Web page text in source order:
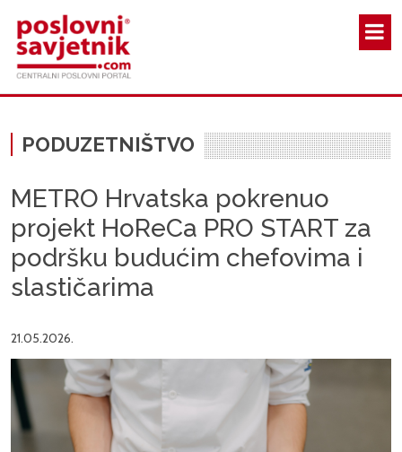
PODUZETNIŠTVO
METRO Hrvatska pokrenuo
projekt HoReCa PRO START za
podršku budućim chefovima i
slastičarima
21.05.2026.